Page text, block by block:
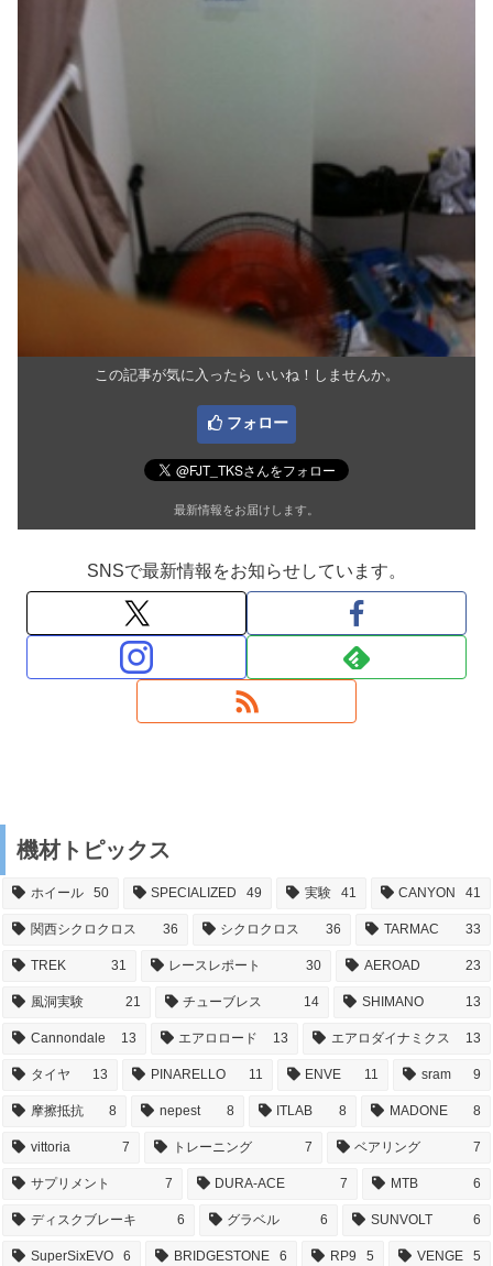
この記事が気に入ったら いいね！しませんか。
フォロー
最新情報をお届けします。
SNSで最新情報をお知らせしています。
機材トピックス
ホイール 50 SPECIALIZED 49 実験 41 CANYON 41
関西シクロクロス 36 シクロクロス 36 TARMAC 33
TREK 31 レースレポート 30 AEROAD 23
風洞実験 21 チューブレス 14 SHIMANO 13
Cannondale 13 エアロロード 13 エアロダイナミクス 13
タイヤ 13 PINARELLO 11 ENVE 11 sram 9
摩擦抵抗 8 nepest 8 ITLAB 8 MADONE 8
vittoria 7 トレーニング 7 ベアリング 7
サプリメント 7 DURA-ACE 7 MTB 6
ディスクブレーキ 6 グラベル 6 SUNVOLT 6
SuperSixEVO 6 BRIDGESTONE 6 RP9 5 VENGE 5